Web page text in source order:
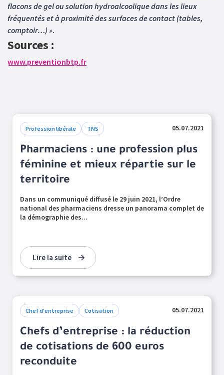
flacons de gel ou solution hydroalcoolique dans les lieux
fréquentés et à proximité des surfaces de contact (tables,
comptoir…) ».
Sources :
www.preventionbtp.fr
Profession libérale TNS 05.07.2021
Pharmaciens : une profession plus
féminine et mieux répartie sur le
territoire
Dans un communiqué diffusé le 29 juin 2021, l’Ordre
national des pharmaciens dresse un panorama complet de
la démographie des...
Lire la suite
Chef d'entreprise Cotisation 05.07.2021
Chefs d’entreprise : la réduction
de cotisations de 600 euros
reconduite